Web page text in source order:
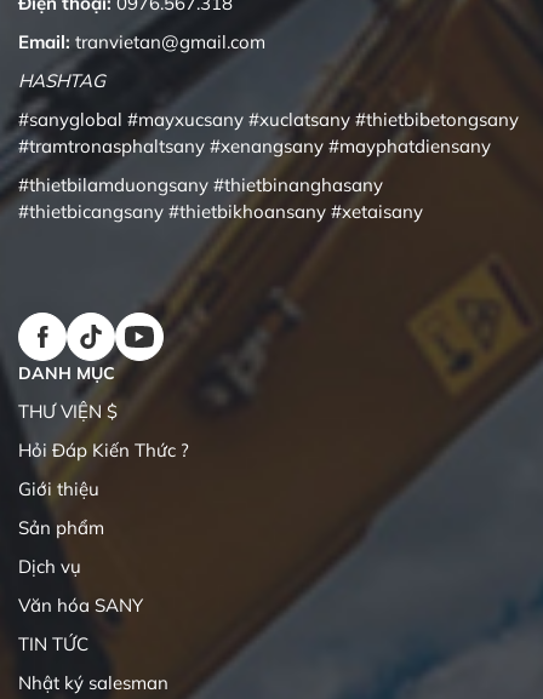
Email: tranvietan@gmail.com
HASHTAG
#sanyglobal #mayxucsany #xuclatsany #thietbibetongsany
#tramtronasphaltsany #xenangsany #mayphatdiensany
#thietbilamduongsany #thietbinanghasany
#thietbicangsany #thietbikhoansany #xetaisany
DANH MỤC
THƯ VIỆN $
Hỏi Đáp Kiến Thức ?
Giới thiệu
Sản phẩm
Dịch vụ
Văn hóa SANY
TIN TỨC
Nhật ký salesman